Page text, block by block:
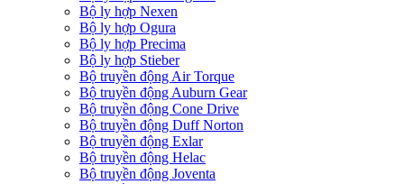
Bộ ly hợp Nexen
Bộ ly hợp Ogura
Bộ ly hợp Precima
Bộ ly hợp Stieber
Bộ truyền động Air Torque
Bộ truyền động Auburn Gear
Bộ truyền động Cone Drive
Bộ truyền động Duff Norton
Bộ truyền động Exlar
Bộ truyền động Helac
Bộ truyền động Joventa